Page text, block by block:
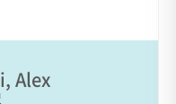
Alex